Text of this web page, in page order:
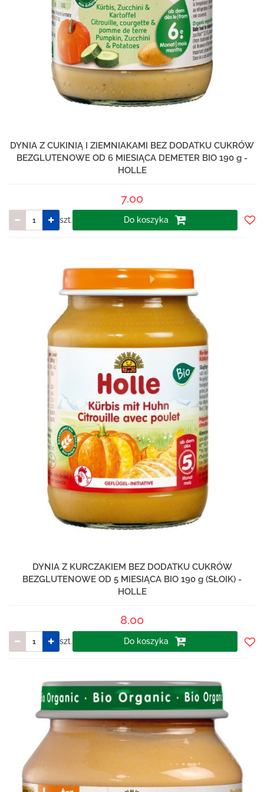
DYNIA Z CUKINIĄ I ZIEMNIAKAMI BEZ DODATKU CUKRÓW
BEZGLUTENOWE OD 6 MIESIĄCA DEMETER BIO 190 g -
HOLLE
7.00
szt. Do koszyka
DYNIA Z KURCZAKIEM BEZ DODATKU CUKRÓW
BEZGLUTENOWE OD 5 MIESIĄCA BIO 190 g (SŁOIK) -
HOLLE
8.00
szt. Do koszyka